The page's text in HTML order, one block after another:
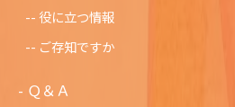
役に立つ情報
ご存知ですか
Ｑ＆Ａ